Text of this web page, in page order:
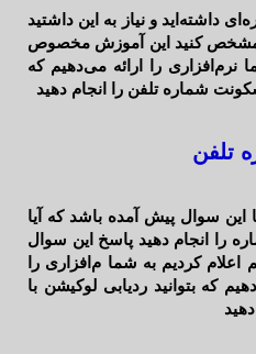
داشته‌اید و نیاز به این داشتید
کنید این آموزش مخصوص
را ارائه می‌دهیم که
شماره تلفن را انجام دهید
تلفن
این سوال پیش آمده باشد که آیا
را انجام دهید پاسخ این سوال
کردیم به شما م‌افزاری را
که بتوانید ردیابی لوکیشن با